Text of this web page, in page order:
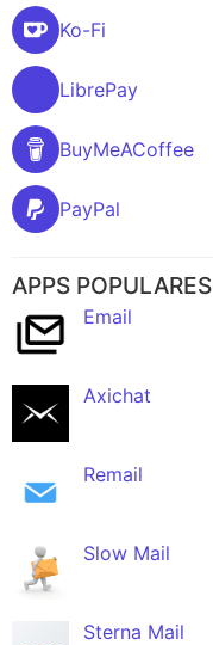
Ko-Fi
LibrePay
BuyMeACoffee
PayPal
APPS POPULARES
Email
Axichat
Remail
Slow Mail
Sterna Mail